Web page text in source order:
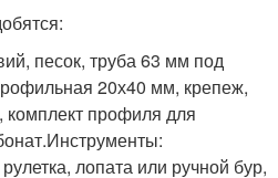
песок, труба 63 мм под
20х40 мм, крепеж,
профиля для
лопата или ручной бур,